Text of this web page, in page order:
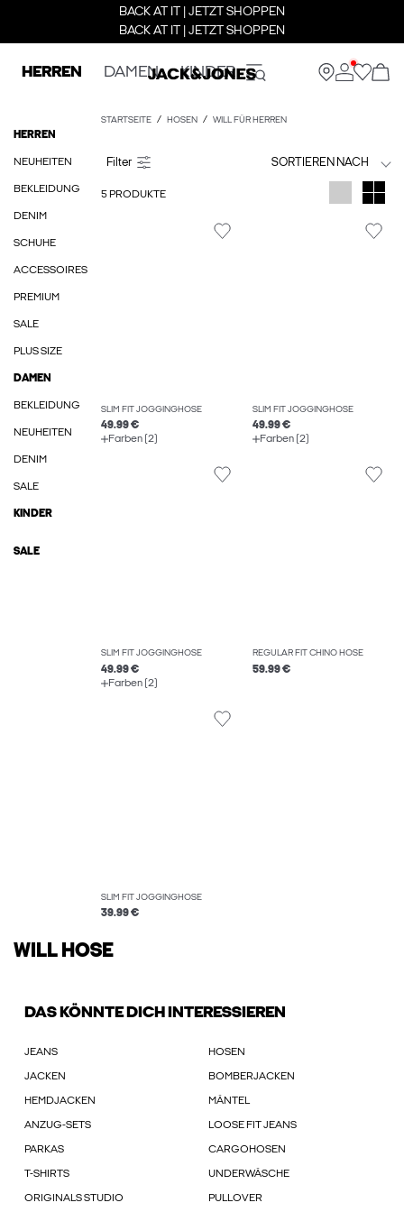
BACK AT IT | JETZT SHOPPEN
BACK AT IT | JETZT SHOPPEN
HERREN DAMEN KINDER
HERREN
NEUHEITEN
BEKLEIDUNG
DENIM
SCHUHE
ACCESSOIRES
PREMIUM
SALE
PLUS SIZE
DAMEN
BEKLEIDUNG
NEUHEITEN
DENIM
SALE
KINDER
SALE
STARTSEITE HOSEN WILL FÜR HERREN
SORTIEREN NACH
5 PRODUKTE
SLIM FIT JOGGINGHOSE
49.99 €
Farben (2)
SLIM FIT JOGGINGHOSE
49.99 €
Farben (2)
SLIM FIT JOGGINGHOSE
49.99 €
Farben (2)
REGULAR FIT CHINO HOSE
59.99 €
SLIM FIT JOGGINGHOSE
39.99 €
WILL HOSE
DAS KÖNNTE DICH INTERESSIEREN
JEANS HOSEN
JACKEN BOMBERJACKEN
HEMDJACKEN MÄNTEL
ANZUG-SETS LOOSE FIT JEANS
PARKAS CARGOHOSEN
T-SHIRTS UNDERWÄSCHE
ORIGINALS STUDIO PULLOVER